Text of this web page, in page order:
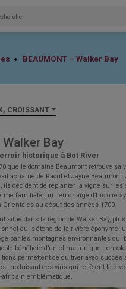
BEAUMONT – Walker Bay
CROISSANT
Walker Bay
historique à Bot River
que le domaine Beaumont retrouve sa
acharné de Raoul et Jayne Beaumont.
ils décident de replanter la vigne sur les
familiale, un lieu chargé d’histoire
Orientales au début des années 1700.
situé dans la région de Walker Bay,
qui s’étend de la rivière éponyme
par les montagnes environnantes qui
bénéficie d’un climat unique :
permettent de cultiver avec succès
produisant des vins qui reflètent la
africain emblématique.